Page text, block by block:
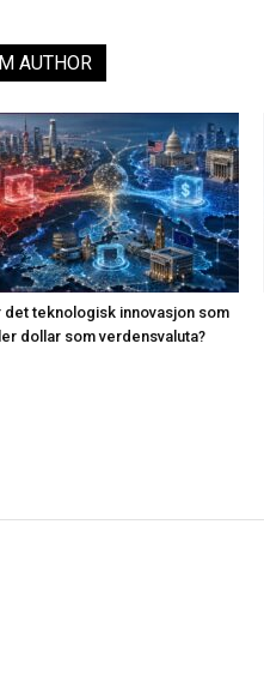
AUTHOR
det teknologisk innovasjon som
dollar som verdensvaluta?